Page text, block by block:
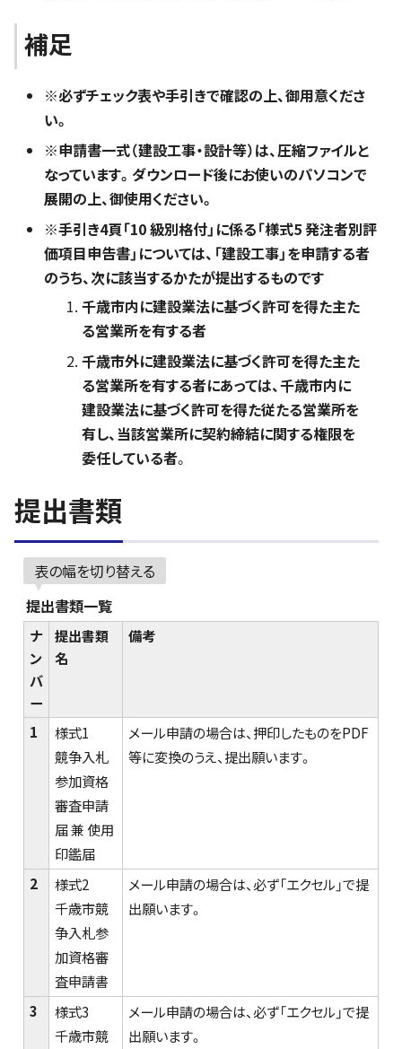
補足
※必ずチェック表や手引きで確認の上、御用意くださ
い。
※申請書一式（建設工事・設計等）は、圧縮ファイルと
なっています。ダウンロード後にお使いのパソコンで
展開の上、御使用ください。
※手引き4頁「10 級別格付」に係る「様式5 発注者別評
価項目申告書」については、「建設工事」を申請する者
のうち、次に該当するかたが提出するものです
千歳市内に建設業法に基づく許可を得た主た
る営業所を有する者
千歳市外に建設業法に基づく許可を得た主た
る営業所を有する者にあっては、千歳市内に
建設業法に基づく許可を得た従たる営業所を
有し、当該営業所に契約締結に関する権限を
委任している者。
提出書類
表の幅を切り替える
提出書類一覧
ナ
ン
バ
ー
提出書類
名
備考
1
様式1
競争入札
参加資格
審査申請
届 兼 使用
印鑑届
メール申請の場合は、押印したものをPDF
等に変換のうえ、提出願います。
2
様式2
千歳市競
争入札参
加資格審
査申請書
メール申請の場合は、必ず「エクセル」で提
出願います。
3
様式3
千歳市競
メール申請の場合は、必ず「エクセル」で提
出願います。